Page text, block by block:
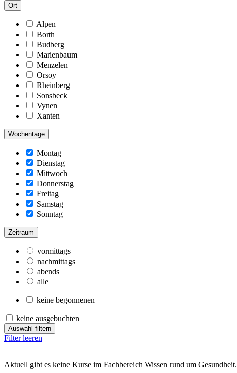
Ort
Alpen
Borth
Budberg
Marienbaum
Menzelen
Orsoy
Rheinberg
Sonsbeck
Vynen
Xanten
Wochentage
Montag
Dienstag
Mittwoch
Donnerstag
Freitag
Samstag
Sonntag
Zeitraum
vormittags
nachmittags
abends
alle
keine begonnenen
keine ausgebuchten
Auswahl filtern
Filter leeren
Aktuell gibt es keine Kurse im Fachbereich Wissen rund um Gesundheit.